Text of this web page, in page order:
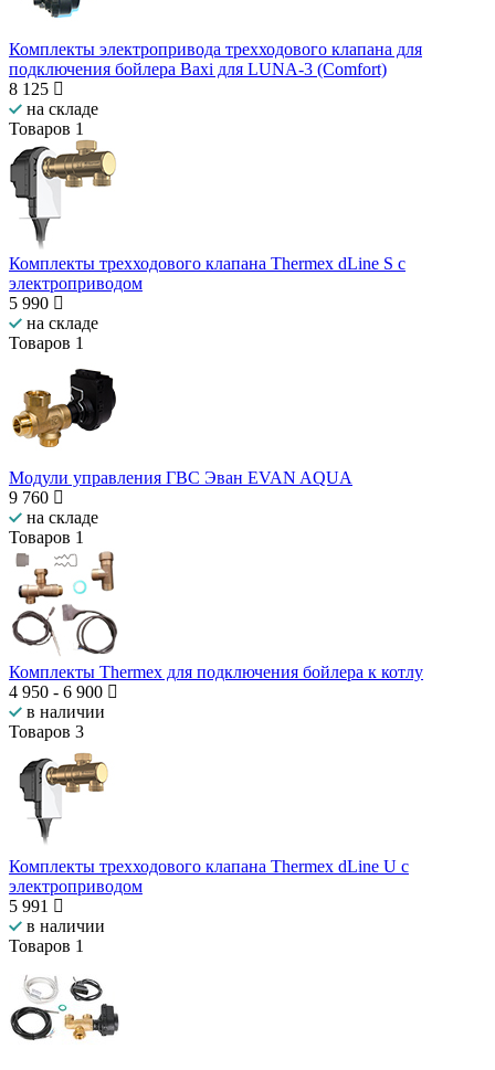
Комплекты электропривода трехходового клапана для
подключения бойлера Baxi для LUNA-3 (Comfort)
8 125
на складе
Товаров 1
Комплекты трехходового клапана Thermex dLine S с
электроприводом
5 990
на складе
Товаров 1
Модули управления ГВС Эван EVAN AQUA
9 760
на складе
Товаров 1
Комплекты Thermex для подключения бойлера к котлу
4 950 - 6 900
в наличии
Товаров 3
Комплекты трехходового клапана Thermex dLine U с
электроприводом
5 991
в наличии
Товаров 1